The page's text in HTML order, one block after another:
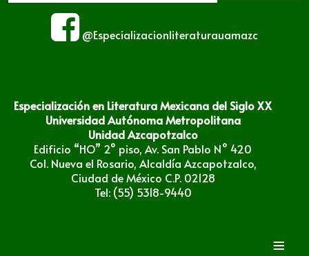
@Especializacionliteraturauamazc
Especialización en Literatura Mexicana del Siglo XX
Universidad Autónoma Metropolitana
Unidad Azcapotzalco
Edificio “HO” 2° piso, Av. San Pablo N° 420
Col. Nueva el Rosario, Alcaldía Azcapotzalco,
Ciudad de México C.P. 02128
Tel: (55) 5318-9440
≡